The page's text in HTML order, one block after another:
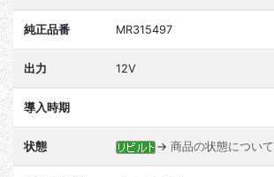
純正品番 MR315497
出力 12V
導入時期
状態 → 商品の状態について